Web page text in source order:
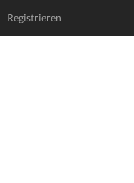
Registrieren